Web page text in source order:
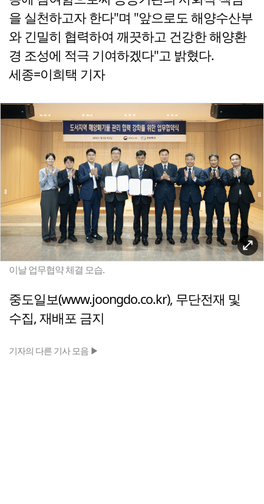
을 실천하고자 한다"며 "앞으로도 해양수산부
와 긴밀히 협력하여 깨끗하고 건강한 해양환
경 조성에 적극 기여하겠다"고 밝혔다.
세종=이희택 기자
이날 업무협약 체결 모습.
중도일보(www.joongdo.co.kr), 무단전재 및
수집, 재배포 금지
기자의 다른 기사 모음 ▶